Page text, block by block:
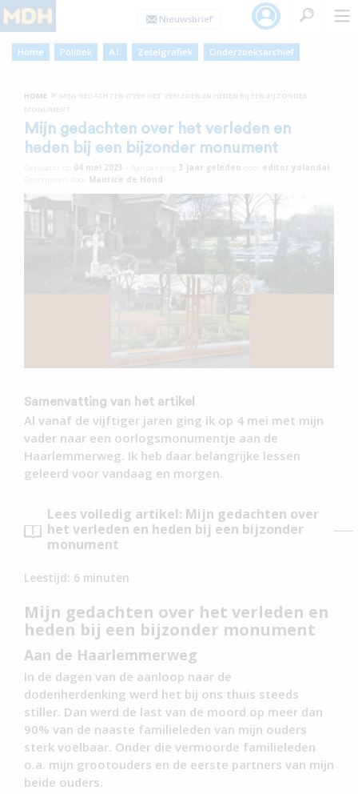
Home Politiek A.I. Zetelgrafiek Onderzoeksarchief
HOME »
Mijn gedachten over het verleden en
heden bij een bijzonder monument
04 mei 2023 3 jaar geleden
editor yolandal
Maurice de Hond
Samenvatting van het artikel
Al vanaf de vijftiger jaren ging ik op 4 mei met mijn
vader naar een oorlogsmonumentje aan de
Haarlemmerweg. Ik heb daar belangrijke lessen
geleerd voor vandaag en morgen.
Lees volledig artikel: Mijn gedachten over
het verleden en heden bij een bijzonder
monument
Leestijd: 6 minuten
Mijn gedachten over het verleden en
heden bij een bijzonder monument
Aan de Haarlemmerweg
In de dagen van de aanloop naar de
dodenherdenking werd het bij ons thuis steeds
stiller. Dan werd de last van de moord op meer dan
90% van de naaste familieleden van mijn ouders
sterk voelbaar. Onder die vermoorde familieleden
o.a. mijn grootouders en de eerste partners van mijn
beide ouders.